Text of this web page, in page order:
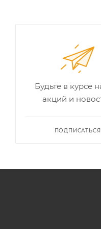
Будьте в курсе
акций и
ПОДПИСАТЬСЯ